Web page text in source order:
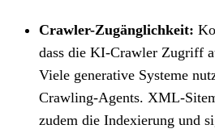
Crawler-Zugänglichkeit:
dass die KI-Crawler Zugriff
Viele generative Systeme
Crawling-Agents. XML-
zudem die Indexierung und